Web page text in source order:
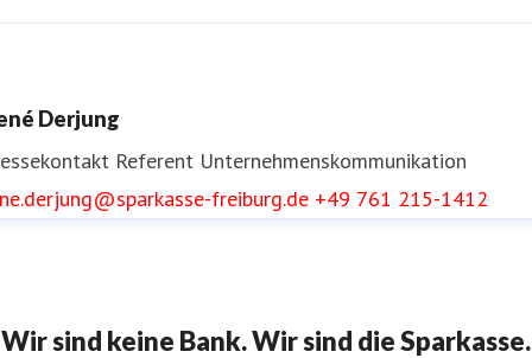
freiburg.de
Derjung
Referent Unternehmenskommunikation
freiburg.de +49 761 215-1412
Wir sind keine Bank. Wir sind die Sparkasse.